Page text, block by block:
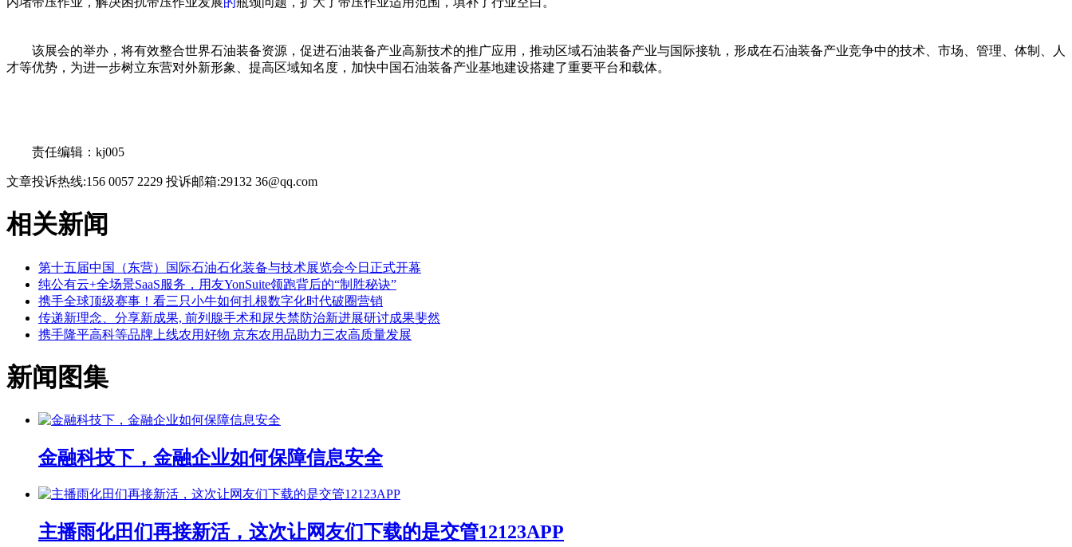
该展会的举办，将有效整合世界石油装备资源，促进石油装备产业高新技术的推广应用，推动区域石油装备产业与国际接轨，形成在石油装备产业竞争中的技术、市场、管理、体制、人
才等优势，为进一步树立东营对外新形象、提高区域知名度，加快中国石油装备产业基地建设搭建了重要平台和载体。
责任编辑：kj005
文章投诉热线:156 0057 2229 投诉邮箱:29132 36@qq.com
相关新闻
第十五届中国（东营）国际石油石化装备与技术展览会今日正式开幕
纯公有云+全场景SaaS服务，用友YonSuite领跑背后的“制胜秘诀”
携手全球顶级赛事！看三只小牛如何扎根数字化时代破圈营销
传递新理念、分享新成果, 前列腺手术和尿失禁防治新进展研讨成果斐然
携手隆平高科等品牌上线农用好物 京东农用品助力三农高质量发展
新闻图集
金融科技下，金融企业如何保障信息安全
主播雨化田们再接新活，这次让网友们下载的是交管12123APP